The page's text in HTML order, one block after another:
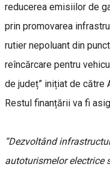
reducerea emisiilor de
prin promovarea
rutier nepoluant din
reîncărcare pentru
de județ” inițiat de către
Restul finanțării va fi
“Dezvoltând
autoturismelor electrice